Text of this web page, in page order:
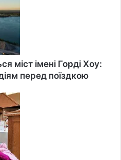
міст імені Горді Хоу:
перед поїздкою